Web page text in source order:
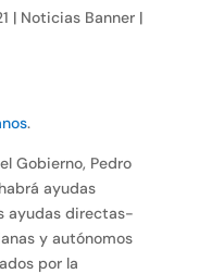
| Noticias Banner|
.
Gobierno, Pedro
ayudas
ayudas directas-
y autónomos
por la